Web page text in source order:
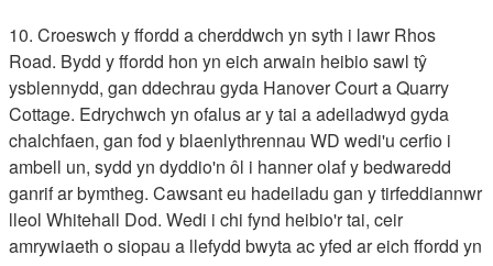
10. Croeswch y ffordd a cherddwch yn syth i lawr Rhos
Road. Bydd y ffordd hon yn eich arwain heibio sawl tŷ
ysblennydd, gan ddechrau gyda Hanover Court a Quarry
Cottage. Edrychwch yn ofalus ar y tai a adeiladwyd gyda
chalchfaen, gan fod y blaenlythrennau WD wedi'u cerfio i
ambell un, sydd yn dyddio'n ôl i hanner olaf y bedwaredd
ganrif ar bymtheg. Cawsant eu hadeiladu gan y tirfeddiannwr
lleol Whitehall Dod. Wedi i chi fynd heibio'r tai, ceir
amrywiaeth o siopau a llefydd bwyta ac yfed ar eich ffordd yn